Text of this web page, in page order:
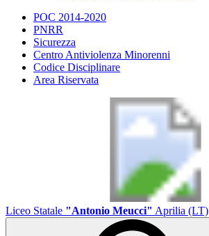
POC 2014-2020
PNRR
Sicurezza
Centro Antiviolenza Minorenni
Codice Disciplinare
Area Riservata
Liceo Statale "Antonio Meucci" Aprilia (LT)